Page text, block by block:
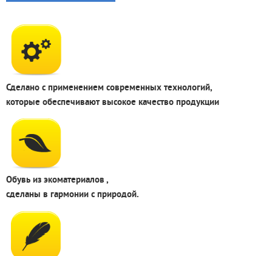
Сделано с применением современных технологий,
которые обеспечивают высокое качество продукции
Обувь из экоматериалов ,
сделаны в гармонии с природой.